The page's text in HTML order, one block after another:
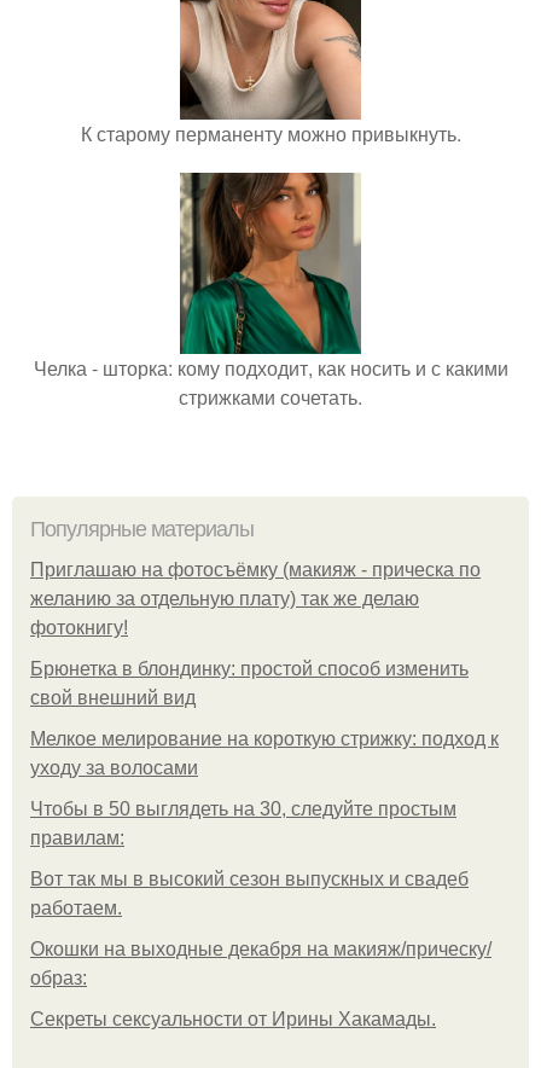
К старому перманенту можно привыкнуть.
Челка - шторка: кому подходит, как носить и с какими
стрижками сочетать.
Популярные материалы
Приглашаю на фотосъёмку (макияж - прическа по
желанию за отдельную плату) так же делаю
фотокнигу!
Брюнетка в блондинку: простой способ изменить
свой внешний вид
Мелкое мелирование на короткую стрижку: подход к
уходу за волосами
Чтобы в 50 выглядеть на 30, следуйте простым
правилам:
Вот так мы в высокий сезон выпускных и свадеб
работаем.
Окошки на выходные декабря на макияж/прическу/
образ:
Секреты сексуальности от Ирины Хакамады.